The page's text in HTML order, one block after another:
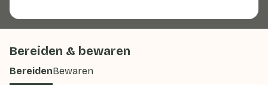
Bereiden & bewaren
BereidenBewaren